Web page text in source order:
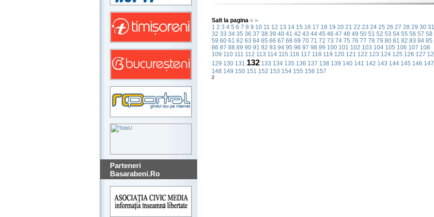
Parteneri
Basarabeni.Ro
Salt la pagina « »
1 2 3 4 5 6 7 8 9 10 11 12 13 14 15 16 17 18 19 20 21 22 23 24 25 26 27 28 29 30 31
32 33 34 35 36 37 38 39 40 41 42 43 44 45 46 47 48 49 50 51 52 53 54 55 56 57 58
59 60 61 62 63 64 65 66 67 68 69 70 71 72 73 74 75 76 77 78 79 80 81 82 83 84 85
86 87 88 89 90 91 92 93 94 95 96 97 98 99 100 101 102 103 104 105 106 107 108
109 110 111 112 113 114 115 116 117 118 119 120 121 122 123 124 125 126 127
129 130 131 132 133 134 135 136 137 138 139 140 141 142 143 144 145 146 147
148 149 150 151 152 153 154 155 156 157
2